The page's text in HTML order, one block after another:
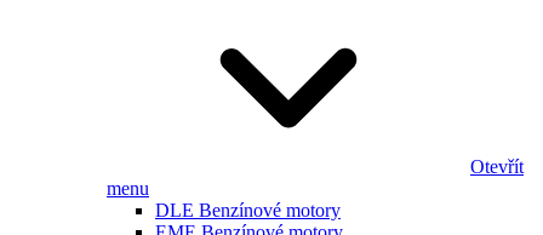
Otevřít
menu
DLE Benzínové motory